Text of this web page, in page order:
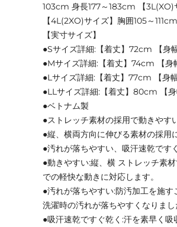
103cm 身長177～183cm 【
【4L(2XO)サイズ】胸囲105～
【実寸サイズ】
●Sサイズ詳細:【着丈】72cm 【
●Mサイズ詳細:【着丈】74cm 【
●Lサイズ詳細:【着丈】77cm 【
●LLサイズ詳細:【着丈】80cm 【
●ベトナム製
●ストレッチ素材の採用で動きやす
●縦、横両方向に伸びる素材の採用
●汚れが落ちやすい、吸汗速乾です
●動きやすい:縦、横 ストレッチ素
での軽快な動きに対応します。
●汚れが落ちやすい:防汚加工を施す
洗濯時の汚れが落ちやすくなりまし
●吸汗速乾ですぐ乾く:汗を素早く